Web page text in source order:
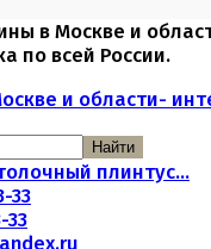
в Москве и
по всей России.
Найти
плинтус...
33
33